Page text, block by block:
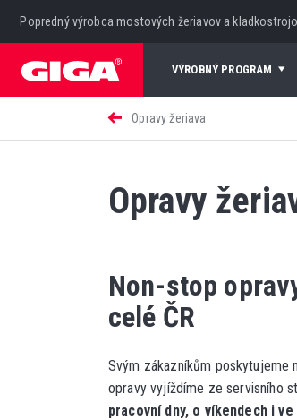
Popredný výrobca mostových žeriavov a
VÝROBNÝ PROGRAM
Opravy žeriava
Opravy
Non-stop
celé ČR
Svým zákazníkům poskytujeme
opravy vyjíždíme ze servisního
pracovní dny, o víkendech i